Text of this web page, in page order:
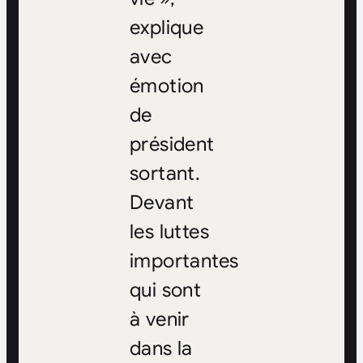
explique
avec
émotion
de
président
sortant.
Devant
les luttes
importantes
qui sont
à venir
dans la